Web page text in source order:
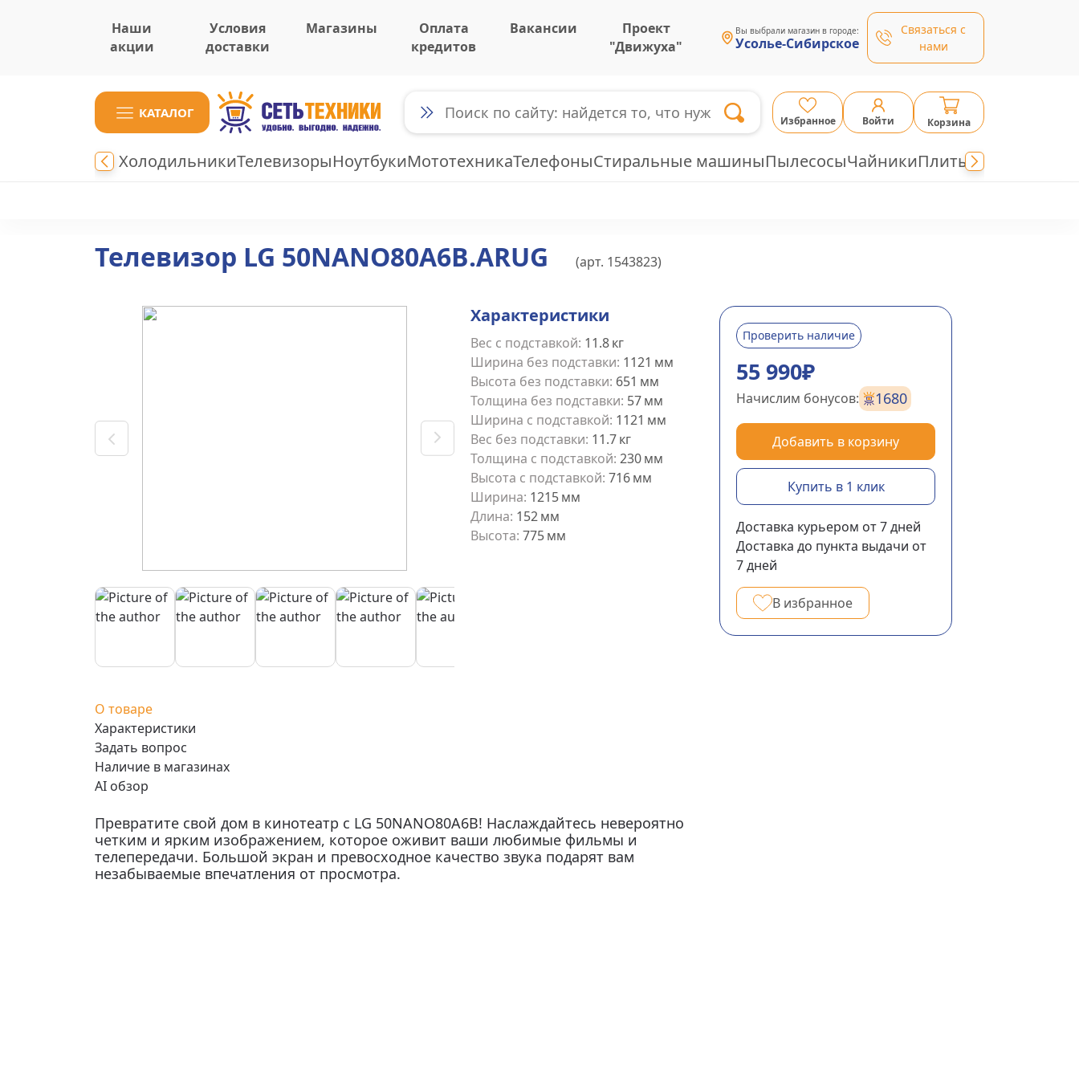
Наши
акции
Условия
доставки
Магазины
Оплата
кредитов
Вакансии
Проект
"Движуха"
Вы выбрали магазин в городе:
Усолье-Сибирское
Связаться с
нами
КАТАЛОГ
Избранное Войти Корзина
ХолодильникиТелевизорыНоутбукиМототехникаТелефоныСтиральные машиныПылесосыЧайникиПлиты
Телевизор LG 50NANO80A6B.ARUG (арт. 1543823)
55 990₽
Проверить наличие
Начислим бонусов: 1680
Добавить в корзину
Купить в 1 клик
Доставка курьером от 7дней
Доставка до пункта выдачи от
7дней
В избранное
Характеристики
Вес с подставкой: 11.8кг
Ширина без подставки: 1121 мм
Высота без подставки: 651 мм
Толщина без подставки: 57мм
Ширина с подставкой: 1121 мм
Вес без подставки: 11.7кг
Толщина с подставкой: 230мм
Высота с подставкой: 716мм
Ширина: 1215мм
Длина: 152мм
Высота: 775мм
О товаре
Характеристики
Задать вопрос
Наличие в магазинах
AI обзор
Превратите свой дом в кинотеатр с LG 50NANO80A6B! Наслаждайтесь невероятно
четким и ярким изображением, которое оживит ваши любимые фильмы и
телепередачи. Большой экран и превосходное качество звука подарят вам
незабываемые впечатления от просмотра.